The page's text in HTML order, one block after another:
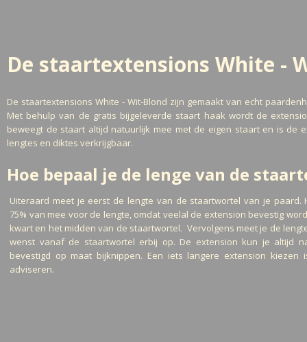
De staartextensions White -
De staartextensions White - Wit-Blond zijn gemaakt van echt
Met behulp van de gratis bijgeleverde staart haak wordt de
beweegt de staart altijd natuurlijk mee met de eigen staart en is de
lengtes en diktes verkrijgbaar.
Hoe bepaal je de lenge van de
Uiteraard meet je eerst de lengte van de staartwortel van je paard.
75% van mee voor de lengte, omdat veelal de extension bevestig
kwart en het midden van de staartwortel. Vervolgens meet je de
wenst vanaf de staartwortel erbij op. De extension kun je altijd
bevestigd op maat bijknippen. Een iets langere extension kiezen
adviseren.